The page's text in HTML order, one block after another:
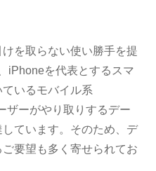
を取らない使い勝手を提
iPhoneを代表とするスマ
いるモバイル系
ザーがやり取りするデー
ています。そのため、デ
要望も多く寄せられてお